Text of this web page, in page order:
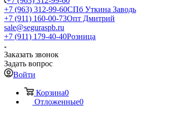
+7 (963) 312-99-60СПб Уткина Заводь
+7 (911) 160-00-73Опт Дмитрий
sale@seguraspb.ru
+7 (911) 179-40-40Розница
Заказать звонок
Задать вопрос
Войти
Корзина0
Отложенные0